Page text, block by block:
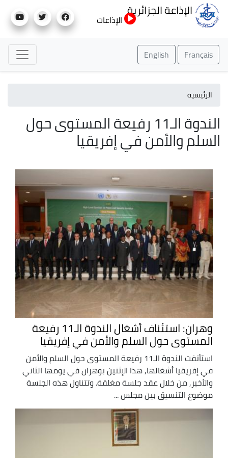
إلى
الإذاعة الجزائرية
الإذاعات
Français
English
الرئيسية
الندوة الـ11 رفيعة المستوى حول
السلم والأمن في إفريقيا
وهران: استئناف أشغال الندوة الـ11 رفيعة
المستوى حول السلم والأمن في إفريقيا
استأنفت الندوة الـ11 رفيعة المستوى حول السلم والأمن
في إفريقيا أشغالها, هذا الإثنين بوهران في يومها الثاني
والأخير, من خلال عقد جلسة مغلقة. وتتناول هذه الجلسة
موضوع التنسيق بين مجلس ...